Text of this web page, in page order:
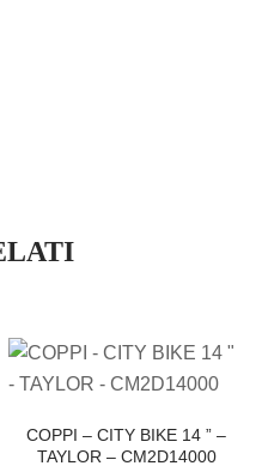
COPPI – CITY BIKE 14 ” –
TAYLOR – CM2D14000